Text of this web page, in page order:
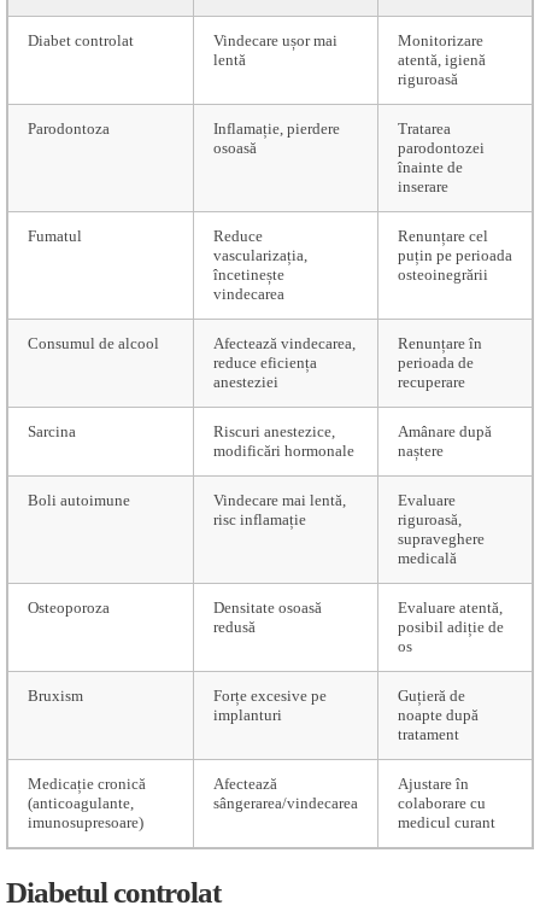
Diabet controlat
Vindecare ușor mai
lentă
Monitorizare
atentă, igienă
riguroasă
Parodontoza
Inflamație, pierdere
osoasă
Tratarea
parodontozei
înainte de
inserare
Fumatul
Reduce
vascularizația,
încetinește
vindecarea
Renunțare cel
puțin pe perioada
osteoinegrării
Consumul de alcool
Afectează vindecarea,
reduce eficiența
anesteziei
Renunțare în
perioada de
recuperare
Sarcina
Riscuri anestezice,
modificări hormonale
Amânare după
naștere
Boli autoimune
Vindecare mai lentă,
risc inflamație
Evaluare
riguroasă,
supraveghere
medicală
Osteoporoza
Densitate osoasă
redusă
Evaluare atentă,
posibil adiție de
os
Bruxism
Forțe excesive pe
implanturi
Guțieră de
noapte după
tratament
Medicație cronică
(anticoagulante,
imunosupresoare)
Afectează
sângerarea/vindecarea
Ajustare în
colaborare cu
medicul curant
Diabetul controlat